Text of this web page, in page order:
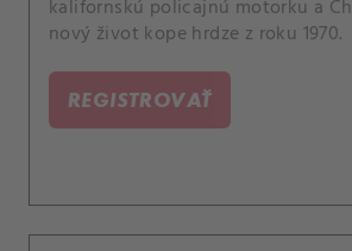
kalifornskú policajnú motorku a
nový život kope hrdze z roku 1970.
REGISTROVAŤ